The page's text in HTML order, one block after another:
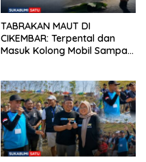
TABRAKAN MAUT DI
CIKEMBAR: Terpental dan
Masuk Kolong Mobil Sampah,